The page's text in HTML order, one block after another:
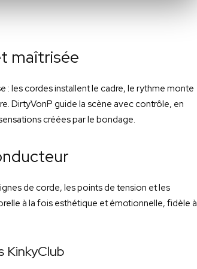
maîtrisée
: les cordes installent le cadre, le rythme monte
DirtyVonP guide la scène avec contrôle, en
créées par le bondage.
de corde, les points de tension et les
à la fois esthétique et émotionnelle, fidèle à
KinkyClub